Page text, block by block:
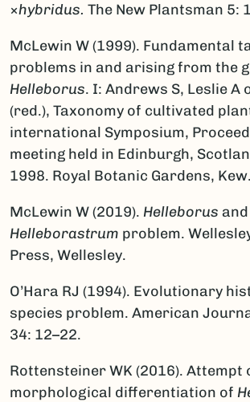
×hybridus. The New Plantsman 5:
McLewin W (1999). Fundamental
problems in and arising from the
Helleborus. I: Andrews S, Leslie A
(red.), Taxonomy of cultivated
international Symposium,
meeting held in Edinburgh,
1998. Royal Botanic Gardens, Kew.
McLewin W (2019). Helleborus
Helleborastrum problem.
Press, Wellesley.
O’Hara RJ (1994). Evolutionary
species problem. American
34: 12–22.
Rottensteiner WK (2016). Attempt
morphological differentiation of